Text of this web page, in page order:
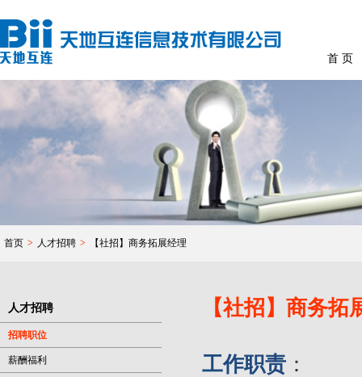
首 页
首页 > 人才招聘 > 【社招】商务拓展经理
人才招聘
招聘职位
薪酬福利
【社招】商务拓
工作职责 ：